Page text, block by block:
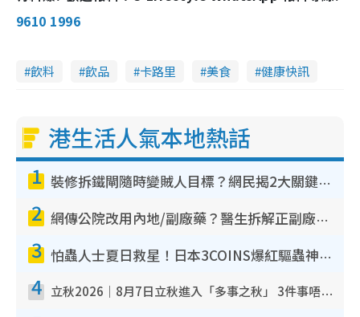
9610 1996
飲料 飲品 卡路里 美食 健康快訊
港生活人氣本地熱話
1 裝修拆鐵閘隨時變賊人目標？網民揭2大關鍵用途：裝新式等於白裝？附新舊鐵閘分別
2 網傳公院改用內地/副廠藥？醫生拆解正副廠分別 揭4類人換藥隨時出事
3 怕蟲人士夏日救星！日本3COINS爆紅驅蟲神器$45起 1招「全程免觸碰」輕鬆搞定小強
4 立秋2026｜8月7日立秋進入「多事之秋」 3件事唔做得！專家教6招開運 清枱頭／銀包納氣接好運